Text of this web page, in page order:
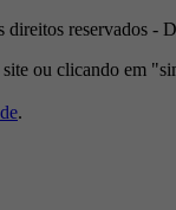
direitos reservados -
ou clicando em
.